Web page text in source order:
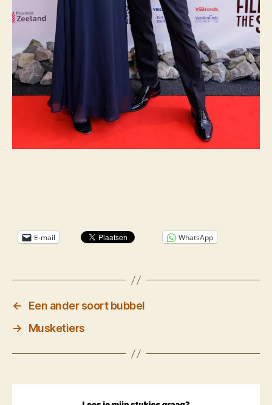
E-mail WhatsApp
←
Een ander soort bubbel
→
Musketiers